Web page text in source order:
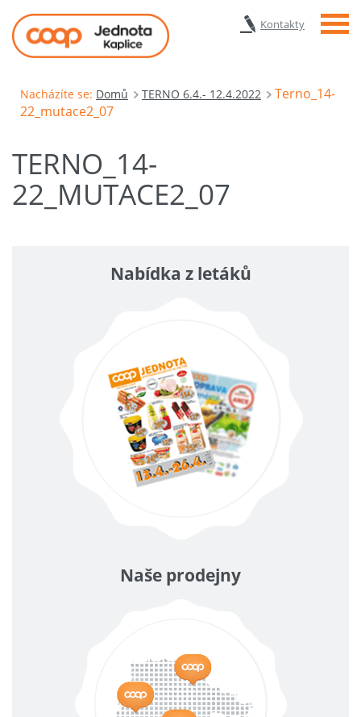
Kontakty Menu
Nacházíte se: Domů TERNO 6.4.- 12.4.2022
Terno_14-
22_mutace2_07
TERNO_14-
22_MUTACE2_07
Nabídka z letáků
Naše prodejny